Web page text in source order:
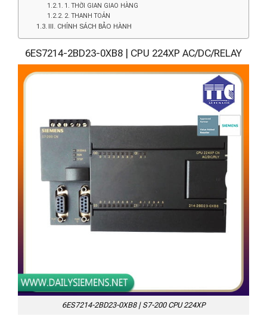
1. THỜI GIAN GIAO HÀNG
2. THANH TOÁN
III. CHÍNH SÁCH BẢO HÀNH
6ES7214-2BD23-0XB8 | CPU 224XP AC/DC/RELAY
6ES7214-2BD23-0XB8 | S7-200 CPU 224XP